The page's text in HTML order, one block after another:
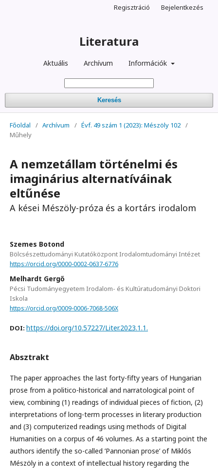
Literatura
Aktuális Archívum Információk
Keresés
Regisztráció Bejelentkezés
Főoldal / Archívum / Évf. 49 szám 1 (2023): Mészöly 102 /
Műhely
A nemzetállam történelmi és
imaginárius alternatíváinak
eltűnése
A kései Mészöly-próza és a kortárs irodalom
Szemes Botond
Bölcsészettudományi Kutatóközpont Irodalomtudományi Intézet
https://orcid.org/0000-0002-0637-6776
Melhardt Gergő
Pécsi Tudományegyetem Irodalom- és Kultúratudományi Doktori
Iskola
https://orcid.org/0009-0006-7068-506X
DOI: https://doi.org/10.57227/Liter.2023.1.1.
Absztrakt
The paper approaches the last forty-fifty years of Hungarian
prose from a politico-historical and narratological point of
view, combining (1) readings of individual pieces of fiction, (2)
interpretations of long-term processes in literary production
and (3) computerized readings using methods of Digital
Humanities on a corpus of 46 volumes. As a starting point the
authors identify the so-called ’Pannonian prose’ of Miklós
Mészöly in a context of intellectual history regarding the